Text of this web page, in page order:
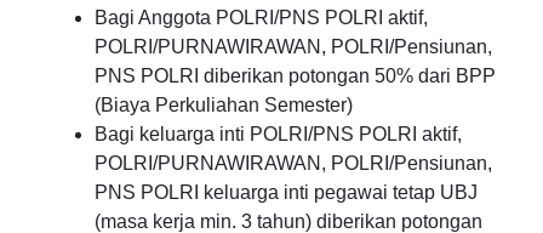
Bagi Anggota POLRI/PNS POLRI aktif,
POLRI/PURNAWIRAWAN, POLRI/Pensiunan,
PNS POLRI diberikan potongan 50% dari BPP
(Biaya Perkuliahan Semester)
Bagi keluarga inti POLRI/PNS POLRI aktif,
POLRI/PURNAWIRAWAN, POLRI/Pensiunan,
PNS POLRI keluarga inti pegawai tetap UBJ
(masa kerja min. 3 tahun) diberikan potongan